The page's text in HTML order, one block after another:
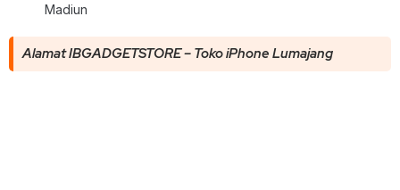
Madiun
Alamat IBGADGETSTORE – Toko iPhone Lumajang